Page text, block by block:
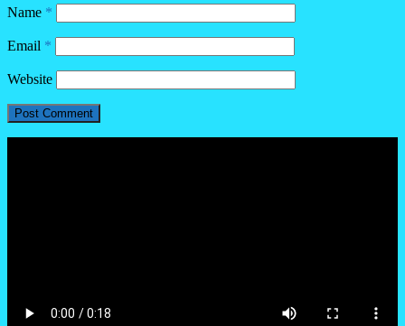
Name *
Email *
Website